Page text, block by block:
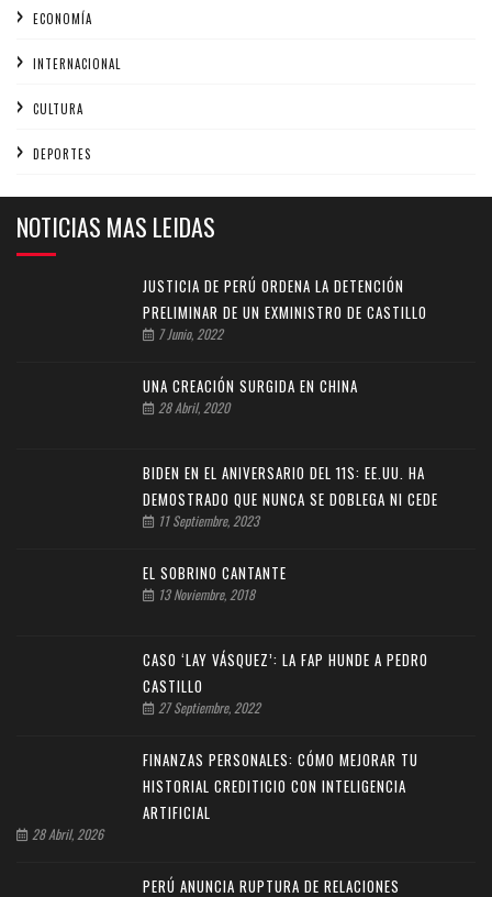
ECONOMÍA
INTERNACIONAL
CULTURA
DEPORTES
NOTICIAS MAS LEIDAS
JUSTICIA DE PERÚ ORDENA LA DETENCIÓN
PRELIMINAR DE UN EXMINISTRO DE CASTILLO
7 Junio, 2022
UNA CREACIÓN SURGIDA EN CHINA
28 Abril, 2020
BIDEN EN EL ANIVERSARIO DEL 11S: EE.UU. HA
DEMOSTRADO QUE NUNCA SE DOBLEGA NI CEDE
11 Septiembre, 2023
EL SOBRINO CANTANTE
13 Noviembre, 2018
CASO ‘LAY VÁSQUEZ’: LA FAP HUNDE A PEDRO
CASTILLO
27 Septiembre, 2022
FINANZAS PERSONALES: CÓMO MEJORAR TU
HISTORIAL CREDITICIO CON INTELIGENCIA
ARTIFICIAL
28 Abril, 2026
PERÚ ANUNCIA RUPTURA DE RELACIONES